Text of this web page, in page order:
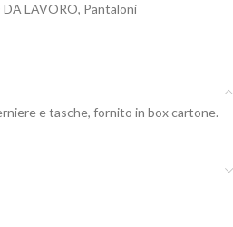
LAVORO, Pantaloni
e tasche, fornito in box cartone.